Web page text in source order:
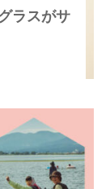
ラスがサ